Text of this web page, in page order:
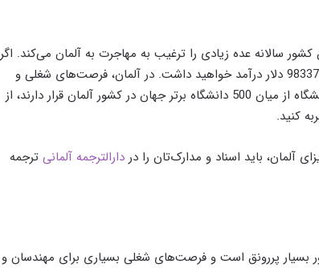
سالانه عده زیادی را ترغیب به مهاجرت به آلمان می‌کند. اگر
در شرکت‌های آلمانی مشغول به کار شوید، سالانه 98337 دلار درآمد خواهید داشت. در آلمان، فرصت‌های شغلی و
تحصیلی بسیاری برای مهاجران وجود دارد. 47 دانشگاه از میان 500 دانشگاه برتر جهان در کشور آلمان قرار دارند، از
کنید.
آلمان، باید اسناد و مدارک‌تان را در دارالترجمه آلمانی ترجمه
بسیار پررونق است و فرصت‌های شغلی بسیاری برای مهندسان و